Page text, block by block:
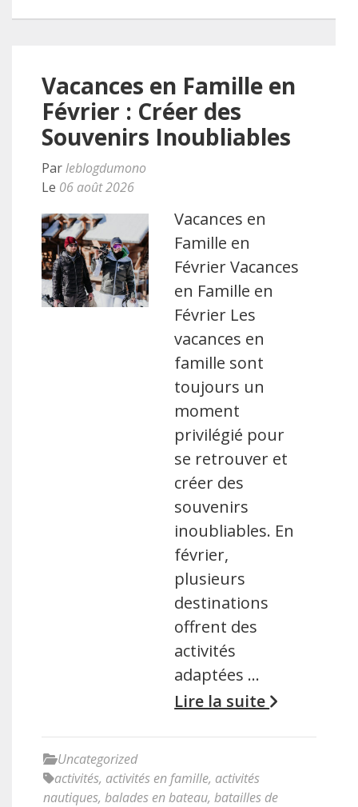
Vacances en Famille en
Février : Créer des
Souvenirs Inoubliables
Parleblogdumono
Le 06 août 2026
Vacances en
Famille en
Février Vacances
en Famille en
Février Les
vacances en
famille sont
toujours un
moment
privilégié pour
se retrouver et
créer des
souvenirs
inoubliables. En
février,
plusieurs
destinations
offrent des
activités
adaptées …
Lire la suite
Uncategorized
activités, activités en famille, activités
nautiques, balades en bateau, batailles de